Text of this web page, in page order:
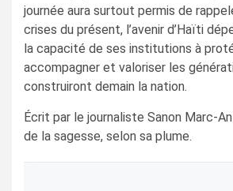
journée aura surtout permis de
crises du présent, l’avenir d’Haïti
la capacité de ses institutions à
accompagner et valoriser les
construiront demain la nation.
Écrit par le journaliste Sanon Marc-
de la sagesse, selon sa plume.